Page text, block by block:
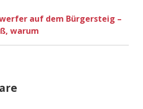
auf dem Bürgersteig –
warum